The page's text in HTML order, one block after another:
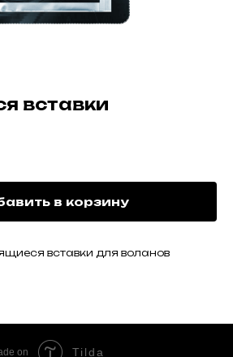
вставки
в корзину
вставки для воланов
on Tilda